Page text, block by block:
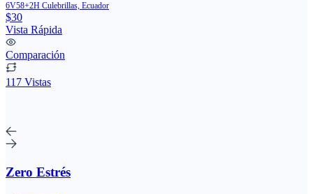
6V58+2H Culebrillas, Ecuador
$30
Vista Rápida
Comparación
117 Vistas
Zero Estrés